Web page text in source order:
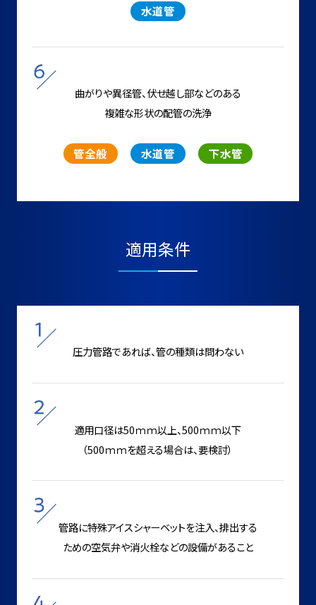
水道管
曲がりや異径管、伏せ越し部などのある
複雑な形状の配管の洗浄
管全般 水道管 下水管
適用条件
圧力管路であれば、管の種類は問わない
適用口径は50ｍｍ以上、500ｍｍ以下
（500ｍｍを超える場合は、要検討）
管路に特殊アイスシャーベットを注入、排出する
ための空気弁や消火栓などの設備があること